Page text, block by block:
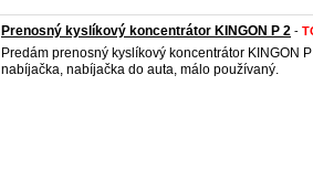
Prenosný kyslíkový koncentrátor KINGON P 2 -
Predám prenosný kyslíkový koncentrátor KINGON
nabíjačka, nabíjačka do auta, málo používaný.